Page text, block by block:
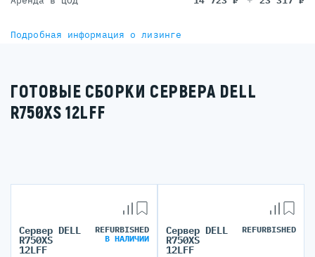
Подробная информация о лизинге
ГОТОВЫЕ СБОРКИ СЕРВЕРА DELL
R750XS 12LFF
Сервер DELL
R750XS
12LFF
REFURBISHED
В НАЛИЧИИ
Сервер DELL
R750XS
12LFF
REFURBISHED